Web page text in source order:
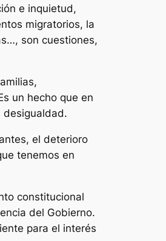
e inquietud,
migratorios, la
son cuestiones,
un hecho que en
desigualdad.
el deterioro
tenemos en
constitucional
del Gobierno.
para el interés